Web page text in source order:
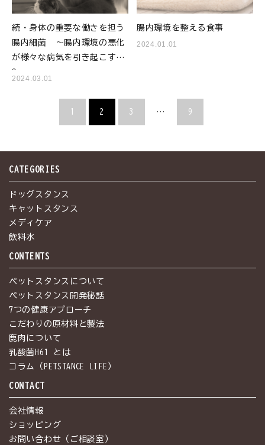
続・身体の重要な働きを担う
腸内細菌 ～腸内環境の悪化
が様々な病気を引き起こす!
?～
2024.03.01
腸内環境を整える食事
2024.01.01
1 2 3 … 9
CATEGORIES
ドッグスタンス
キャットスタンス
メディケア
飲料水
CONTENTS
ペットスタンスについて
ペットスタンス開発秘話
7つの健康アプローチ
こだわりの原材料と製法
鹿肉について
乳酸菌H61 とは
コラム（PETSTANCE LIFE）
CONTACT
会社情報
ショッピング
お問い合わせ（ご相談室）